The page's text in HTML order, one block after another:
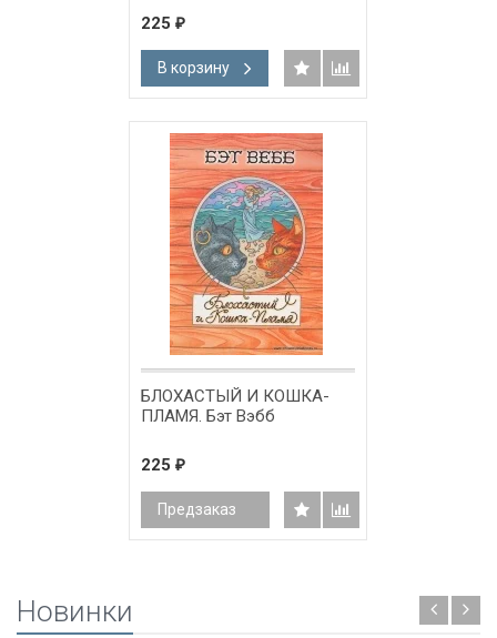
225 ₽
В корзину
БЛОХАСТЫЙ И КОШКА-
ПЛАМЯ. Бэт Вэбб
225 ₽
Предзаказ
Новинки